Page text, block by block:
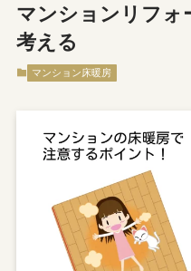
マンションリフォ
考える
マンション床暖房